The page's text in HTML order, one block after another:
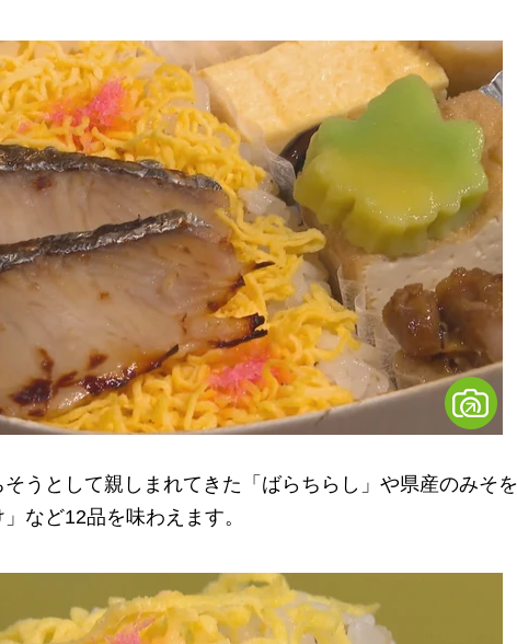
うとして親しまれてきた「ばらちらし」や県産のみそを
など12品を味わえます。